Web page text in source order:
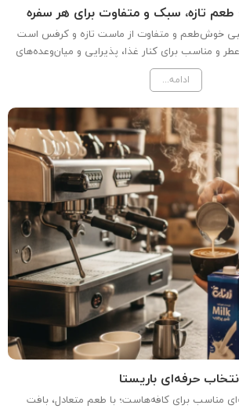
تازه، سبک و متفاوت برای هر سفره
خوش‌طعم و متفاوت از ماست تازه و کرفس است
و مناسب برای کنار غذا، پذیرایی و میان‌وعده‌های
ادامه...
مناسب برای کافه‌هاست؛ با طعم متعادل، بافت